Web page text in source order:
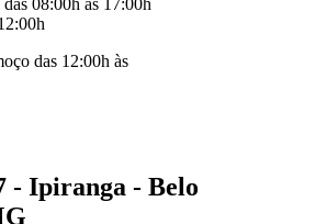
das 12:00h às
- Ipiranga - Belo